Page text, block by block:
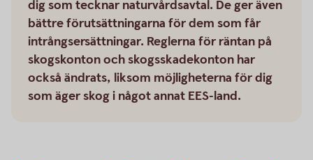
dig som tecknar naturvårdsavtal. De ger även
bättre förutsättningarna för dem som får
intrångsersättningar. Reglerna för räntan på
skogskonton och skogsskadekonton har
också ändrats, liksom möjligheterna för dig
som äger skog i något annat EES-land.